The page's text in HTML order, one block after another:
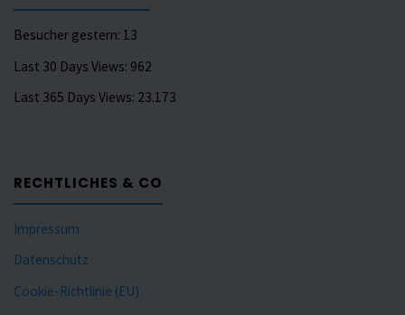
Besucher gestern: 13
Last 30 Days Views: 962
Last 365 Days Views: 23.173
RECHTLICHES & CO
Impressum
Datenschutz
Cookie-Richtlinie (EU)